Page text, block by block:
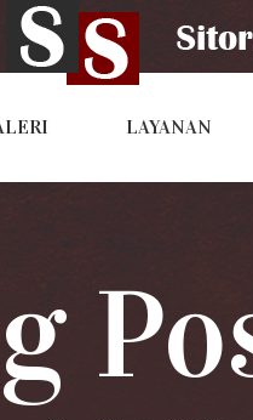
LAYANAN